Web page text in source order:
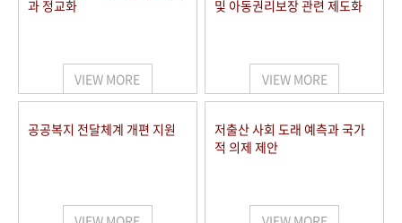
과 정교화
VIEW MORE
및 아동권리보장 관련 제도화
VIEW MORE
공공복지 전달체계 개편 지원
저출산 사회 도래 예측과 국가
적 의제 제안